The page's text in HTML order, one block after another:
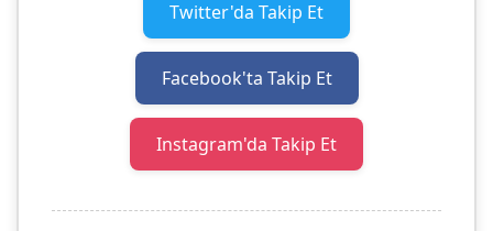
Twitter'da Takip Et
Facebook'ta Takip Et
Instagram'da Takip Et